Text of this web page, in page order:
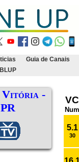
Guia de Canais
BLUP
-
PR
VC
Num
5.1
30